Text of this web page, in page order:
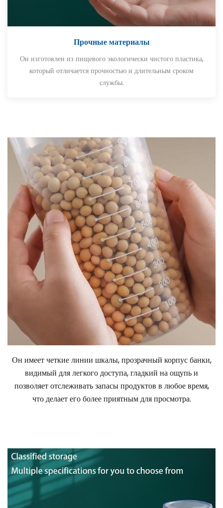
Прочные материалы
Он изготовлен из пищевого экологически чистого пластика,
который отличается прочностью и длительным сроком
службы.
Он имеет четкие линии шкалы, прозрачный корпус банки,
видимый для легкого доступа, гладкий на ощупь и
позволяет отслеживать запасы продуктов в любое время,
что делает его более приятным для просмотра.